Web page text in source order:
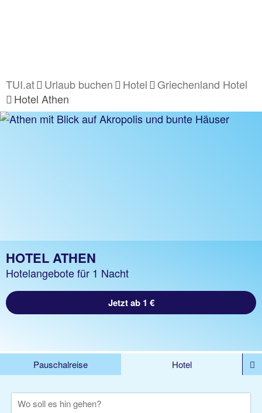
TUI.at Urlaub buchen Hotel
Griechenland Hotel
Hotel Athen
HOTEL ATHEN
Hotelangebote für 1 Nacht
Jetzt ab 1 €
Pauschalreise
Hotel
Rundreise
Kreuzfahrt
Wo soll es hin gehen?